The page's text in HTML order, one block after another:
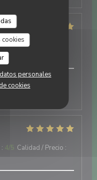
personales
cookies
:5/5 Calidad / Precio
fine. Très bon
: 4 /5 Calidad / Precio :